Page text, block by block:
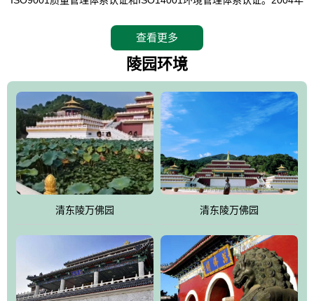
拥有4A级旅游区头衔的花园式陵园，园内建有四星级酒店一座。
万佛园位于遵化市境内，座落在世界文化遗产清东陵地形墙内，地
形绝佳，地理位置优越，交通便利。公司以“建设全国顶级人生后花
园、打造佛教精品旅游圣地”为目标，以海外归侨、国内外知名人士
的墓地安葬、祭祀吊亡并结合旅游参观构成其主要使用功能；以苍
郁绚丽、优雅宜人的园林景观构成其外部形象。通过墓园建设与造
园手法相结合的默契操作，建成一处特色鲜明、服务周全、环境优
美、民族风格突出，与周边文物古迹交相呼应的极具吸引力的花园
式园林。
万佛园工程一期占地448亩，目前完成投资近12亿元人民币，园区采
用全仿古式建筑，寻求与世界文化遗产地清东陵的和谐统一，在园
区建设中寻求陵园建设与景区建设的有机融合，充分发挥独一无二
的地形优势，打造现代艺术园林，建设旅游景观、寺庙、酒店等综
合服务设施，服务于陵园经营，使企业的多元化经营项目相互依
查看更多
陵园环境
清东陵万佛园 清东陵万佛园